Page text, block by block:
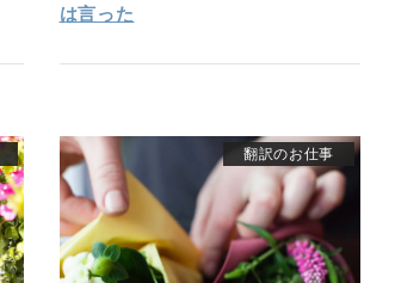
は言った
翻訳のお仕事